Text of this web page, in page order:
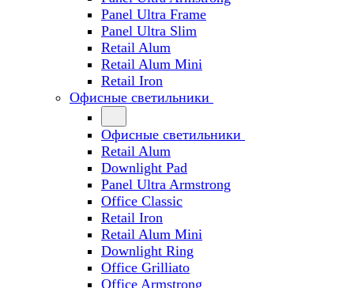
Panel Ultra Frame
Panel Ultra Slim
Retail Alum
Retail Alum Mini
Retail Iron
Офисные светильники
Офисные светильники
Retail Alum
Downlight Pad
Panel Ultra Armstrong
Office Classic
Retail Iron
Retail Alum Mini
Downlight Ring
Office Grilliato
Office Armstrong